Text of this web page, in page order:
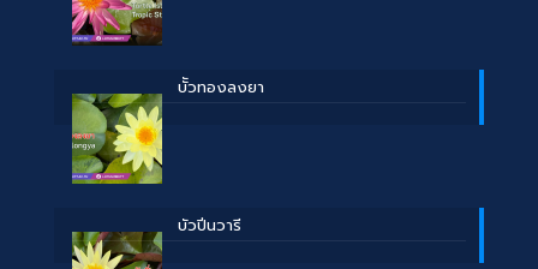
บััวทองลงยา
บัวปิ่นวารี